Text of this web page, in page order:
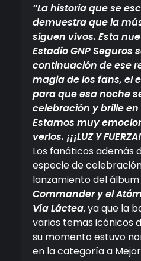
“La historia que se
demuestra que la
siguen vivos. Esta
Estadio GNP Seguros
continuación de ese
magia de los fans, el
para que esa noche
celebración y brille en
Estamos muy
verlos. ¡¡¡LUZ Y
Los fanáticos además
especie de
lanzamiento del álbum
Commander y el
Vía Láctea, ya que la
varios temas icónicos
su momento estuvo
en la categoría a